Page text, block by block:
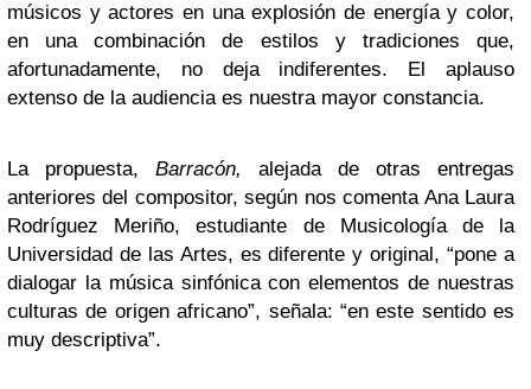
músicos y actores en una explosión de energía y color,
en una combinación de estilos y tradiciones que,
afortunadamente, no deja indiferentes. El aplauso
extenso de la audiencia es nuestra mayor constancia.
La propuesta, Barracón,
alejada de otras entregas
anteriores del compositor, según nos comenta Ana Laura
Rodríguez Meriño, estudiante de Musicología de la
Universidad de las Artes, es diferente y original, “pone a
dialogar la música sinfónica con elementos de nuestras
culturas de origen africano”, señala: “en este sentido es
muy descriptiva”.